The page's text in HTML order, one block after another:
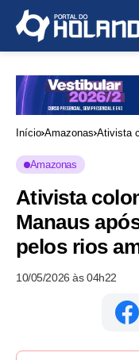
Início Amazonas Ativista
Amazonas
Ativista
Manaus
pelos rios
10/05/2026 às 04h22